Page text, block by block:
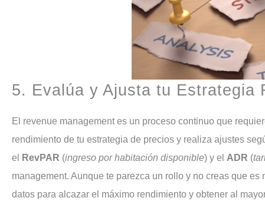
5. Evalúa y Ajusta tu
El revenue management es un proceso continuo que requiere monitoreo y ajustes constantes. Evalúa regularmente el
rendimiento de tu estrategia de precios y realiza ajustes
el
RevPAR (ingreso por habitación disponible) y el ADR (
management. Aunque te parezca un rollo y no creas que
datos para alcazar el máximo rendimiento y obtener al